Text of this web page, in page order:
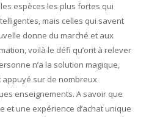
espèces les plus fortes qui
mais celles qui savent
donne du marché et aux
voilà le défi qu’ont à relever
n’a la solution magique,
appuyé sur de nombreux
enseignements. A savoir que
et une expérience d’achat unique